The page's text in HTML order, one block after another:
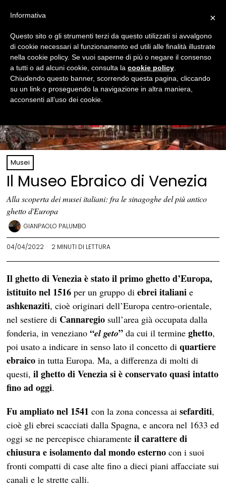
Musei
Il Museo Ebraico di Venezia
Alla scoperta dei musei italiani: fra le sinagoghe del più antico
ghetto d'Europa
GIANPAOLO PALUMBO
04/04/2022 2 MINUTI DI LETTURA
Il ghetto di Venezia è stato il primo ghetto d’Europa,
istituito nel 1516 per un gruppo diebrei italiani e
ashkenaziti, cioè originari dell’Europa centro-orientale,
nel sestiere di Cannaregio sull’area già occupata dalla
fonderia, in veneziano“el geto” da cui il termineghetto,
poi usato a indicare in senso lato il concetto diquartiere
ebraico in tutta Europa. Ma, a differenza di molti di
questi,il ghetto di Venezia si è conservato quasi intatto
fino ad oggi.
Fu ampliato nel 1541 con la zona concessa aisefarditi,
cioè gli ebrei scacciati dalla Spagna, e ancora nel 1633 ed
oggi se ne percepisce chiaramenteil carattere di
chiusura e isolamento dal mondo esterno con i suoi
fronti compatti di case alte fino a dieci piani affacciate sui
canali e le strette calli.
×
Informativa
Questo sito o gli strumenti terzi da questo utilizzati si avvalgono
di cookie necessari al funzionamento ed utili alle finalità illustrate
nella cookie policy. Se vuoi saperne di più o negare il consenso
a tutti o ad alcuni cookie, consulta la cookie policy
Chiudendo questo banner, scorrendo questa pagina, cliccando
su un link o proseguendo la navigazione in altra maniera,
acconsenti all’uso dei cookie.